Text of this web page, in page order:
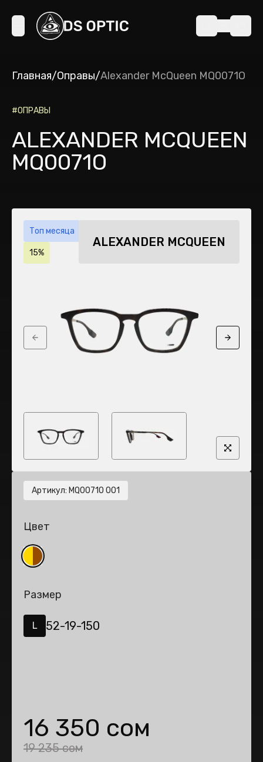
Главная/Оправы/Alexander McQueen MQ0071O
#ОПРАВЫ
ALEXANDER MCQUEEN
MQ0071O
Топ месяца
15%
ALEXANDER MCQUEEN
Previous slide Next
Артикул: MQ0071O 001
Цвет
Размер
L 52-19-150
16 350 сом
19 235 сом